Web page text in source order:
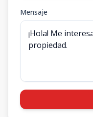
Mensaje